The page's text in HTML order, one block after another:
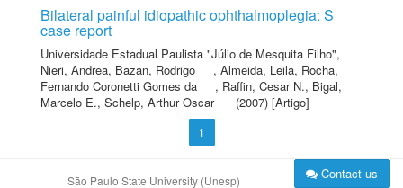
Bilateral painful idiopathic ophthalmoplegia: S
case report
Universidade Estadual Paulista "Júlio de Mesquita Filho",
Nieri, Andrea, Bazan, Rodrigo , Almeida, Leila, Rocha,
Fernando Coronetti Gomes da
, Raffin, Cesar N., Bigal,
Marcelo E., Schelp, Arthur Oscar (2007) [Artigo]
1
São Paulo State University (Unesp) Contact us